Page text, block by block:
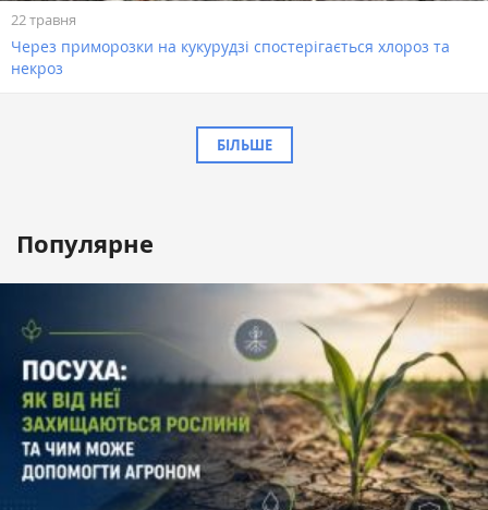
22 травня
Через приморозки на кукурудзі спостерігається хлороз та
некроз
БІЛЬШЕ
Популярне